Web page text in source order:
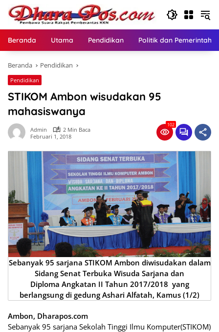
Langsung
konten
Beranda Utama Pendidikan Politik dan
Beranda Pendidikan
Pendidikan
STIKOM Ambon wisudakan 95
mahasiswanya
Admin
2 Min Baca
Februari 1, 2018
102
Sebanyak 95 sarjana STIKOM Ambon diwisudakan dalam
Sidang Senat Terbuka Wisuda Sarjana dan
Diploma Angkatan II Tahun 2017/2018 yang
berlangsung di gedung Ashari Alfatah, Kamus (1/2)
Ambon, Dharapos.com
Sebanyak 95 sarjana Sekolah Tinggi Ilmu Komputer(STIKOM)